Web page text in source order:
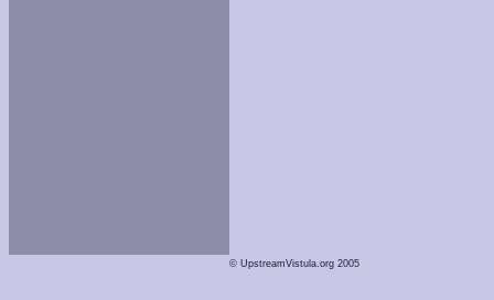
© UpstreamVistula.org 2005